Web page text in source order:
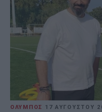
ΟΛΥΜΠΟΣ 17 ΑΥΓΟΎΣΤΟΥ